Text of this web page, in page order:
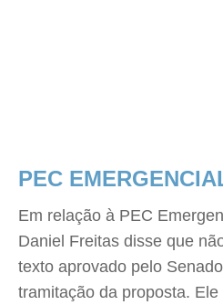
PEC
Em relação à PEC
Daniel Freitas disse que
texto aprovado pelo
tramitação da proposta.